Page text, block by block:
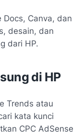
Docs, Canva, dan
desain, dan
dari HP.
di HP
Trends atau
kata kunci
CPC AdSense